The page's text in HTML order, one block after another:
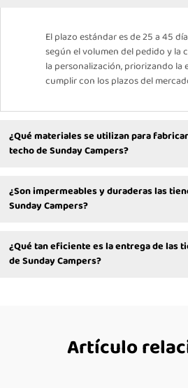
El plazo estándar es de 25 a 45
según el volumen del pedido y la
la personalización, priorizando la
cumplir con los plazos del
¿Qué materiales se utilizan para
techo de Sunday Campers?
¿Son impermeables y duraderas las
Sunday Campers?
¿Qué tan eficiente es la entrega de las
de Sunday Campers?
Artículo